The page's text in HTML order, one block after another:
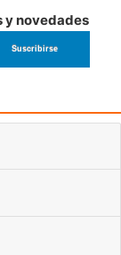
y novedades